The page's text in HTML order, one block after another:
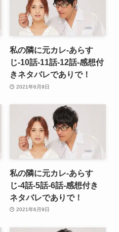
私の隣に元カレ-あらす
じ-10話-11話-12話-感想付
きネタバレでありで！
2021年6月9日
私の隣に元カレ-あらす
じ-4話-5話-6話-感想付き
ネタバレでありで！
2021年6月9日